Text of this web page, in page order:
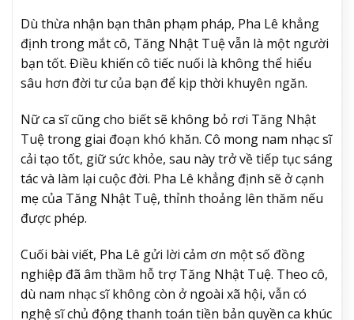
Dù thừa nhận bạn thân phạm pháp, Pha Lê khẳng
định trong mắt cô, Tăng Nhật Tuệ vẫn là một người
bạn tốt. Điều khiến cô tiếc nuối là không thể hiểu
sâu hơn đời tư của bạn để kịp thời khuyên ngăn.
Nữ ca sĩ cũng cho biết sẽ không bỏ rơi Tăng Nhật
Tuệ trong giai đoạn khó khăn. Cô mong nam nhạc sĩ
cải tạo tốt, giữ sức khỏe, sau này trở về tiếp tục sáng
tác và làm lại cuộc đời. Pha Lê khẳng định sẽ ở cạnh
mẹ của Tăng Nhật Tuệ, thỉnh thoảng lên thăm nếu
được phép.
Cuối bài viết, Pha Lê gửi lời cảm ơn một số đồng
nghiệp đã âm thầm hỗ trợ Tăng Nhật Tuệ. Theo cô,
dù nam nhạc sĩ không còn ở ngoài xã hội, vẫn có
nghệ sĩ chủ động thanh toán tiền bản quyền ca khúc